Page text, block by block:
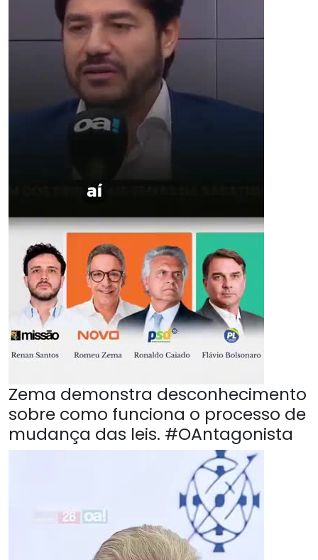
Zema demonstra desconhecimento
sobre como funciona o processo de
mudança das leis. #OAntagonista